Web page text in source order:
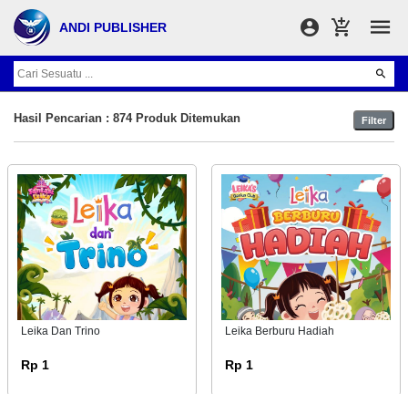
ANDI PUBLISHER
Filter
Hasil Pencarian : 874 Produk Ditemukan
Leika Dan Trino
Rp 1
Leika Berburu Hadiah
Rp 1